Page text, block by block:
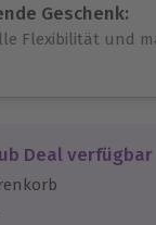
Geschenk:
Flexibilität und
für alle Erlebnisse
verlängerbar.
Deal verfügbar